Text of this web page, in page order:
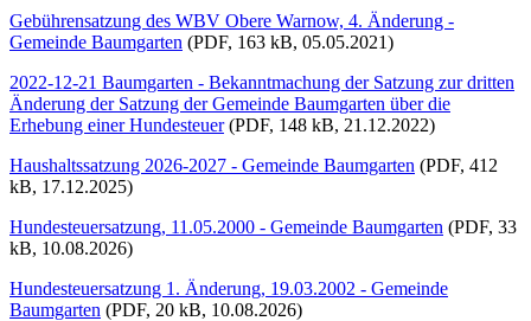
Gebührensatzung des WBV Obere Warnow, 4. Änderung -
Gemeinde Baumgarten (PDF, 163 kB, 05.05.2021)
2022-12-21 Baumgarten - Bekanntmachung der Satzung zur dritten
Änderung der Satzung der Gemeinde Baumgarten über die
Erhebung einer Hundesteuer(PDF, 148 kB, 21.12.2022)
Haushaltssatzung 2026-2027 - Gemeinde Baumgarten (PDF, 412
kB, 17.12.2025)
Hundesteuersatzung, 11.05.2000 - Gemeinde Baumgarten (PDF, 33
kB, 10.08.2026)
Hundesteuersatzung 1. Änderung, 19.03.2002 - Gemeinde
Baumgarten (PDF, 20 kB, 10.08.2026)